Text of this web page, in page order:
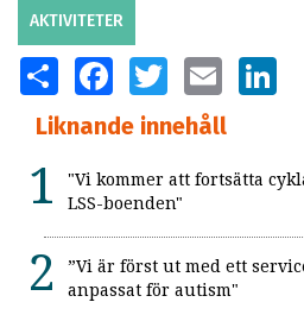
AKTIVITETER
SHARE FACEBOOKTWITTER EMAIL
Liknande innehåll
"Vi kommer att fortsätta
LSS-boenden"
”Vi är först ut med ett
anpassat för autism"